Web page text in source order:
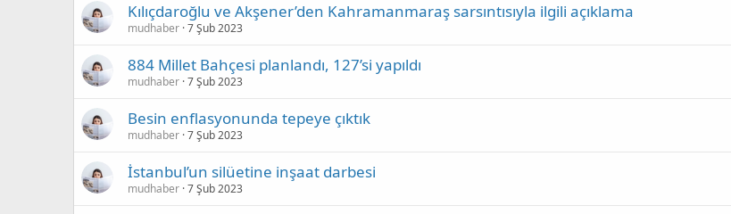
Kılıçdaroğlu ve Akşener’den Kahramanmaraş sarsıntısıyla ilgili açıklama
mudhaber 7 Şub 2023
884 Millet Bahçesi planlandı, 127’si yapıldı
mudhaber 7 Şub 2023
Besin enflasyonunda tepeye çıktık
mudhaber 7 Şub 2023
İstanbul’un silüetine inşaat darbesi
mudhaber 7 Şub 2023